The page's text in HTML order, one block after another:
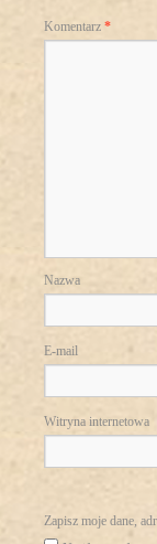
Komentarz *
Nazwa
E-mail
Witryna internetowa
Zapisz moje dane,